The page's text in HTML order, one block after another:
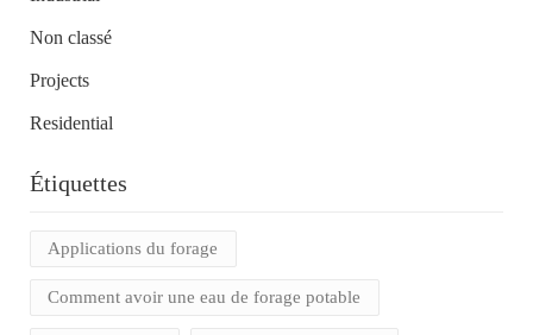
Non classé
Projects
Residential
Étiquettes
Applications du forage
Comment avoir une eau de forage potable